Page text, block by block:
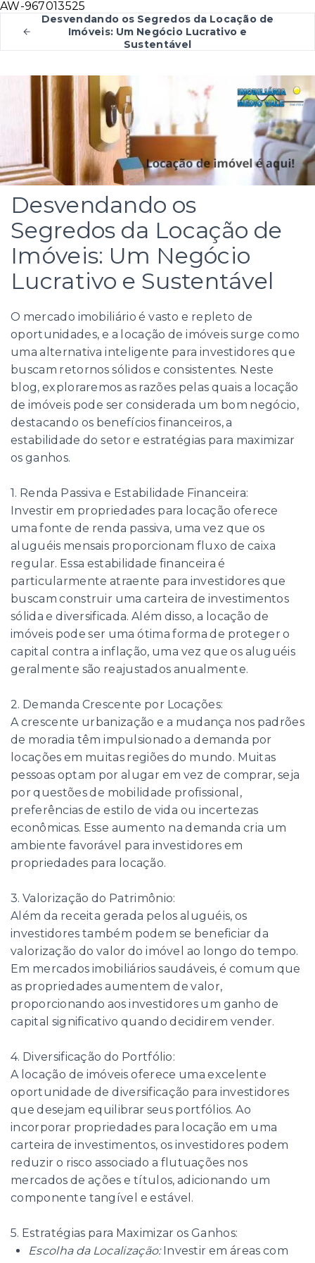
AW-967013525
Desvendando os Segredos da Locação de
Imóveis: Um Negócio Lucrativo e
Sustentável
Desvendando os
Segredos da Locação de
Imóveis: Um Negócio
Lucrativo e Sustentável
O mercado imobiliário é vasto e repleto de
oportunidades, e a locação de imóveis surge como
uma alternativa inteligente para investidores que
buscam retornos sólidos e consistentes. Neste
blog, exploraremos as razões pelas quais a locação
de imóveis pode ser considerada um bom negócio,
destacando os benefícios financeiros, a
estabilidade do setor e estratégias para maximizar
os ganhos.
1. Renda Passiva e Estabilidade Financeira:
Investir em propriedades para locação oferece
uma fonte de renda passiva, uma vez que os
aluguéis mensais proporcionam fluxo de caixa
regular. Essa estabilidade financeira é
particularmente atraente para investidores que
buscam construir uma carteira de investimentos
sólida e diversificada. Além disso, a locação de
imóveis pode ser uma ótima forma de proteger o
capital contra a inflação, uma vez que os aluguéis
geralmente são reajustados anualmente.
2. Demanda Crescente por Locações:
A crescente urbanização e a mudança nos padrões
de moradia têm impulsionado a demanda por
locações em muitas regiões do mundo. Muitas
pessoas optam por alugar em vez de comprar, seja
por questões de mobilidade profissional,
preferências de estilo de vida ou incertezas
econômicas. Esse aumento na demanda cria um
ambiente favorável para investidores em
propriedades para locação.
3. Valorização do Patrimônio:
Além da receita gerada pelos aluguéis, os
investidores também podem se beneficiar da
valorização do valor do imóvel ao longo do tempo.
Em mercados imobiliários saudáveis, é comum que
as propriedades aumentem de valor,
proporcionando aos investidores um ganho de
capital significativo quando decidirem vender.
4. Diversificação do Portfólio:
A locação de imóveis oferece uma excelente
oportunidade de diversificação para investidores
que desejam equilibrar seus portfólios. Ao
incorporar propriedades para locação em uma
carteira de investimentos, os investidores podem
reduzir o risco associado a flutuações nos
mercados de ações e títulos, adicionando um
componente tangível e estável.
5. Estratégias para Maximizar os Ganhos:
Escolha da Localização:Investir em áreas com